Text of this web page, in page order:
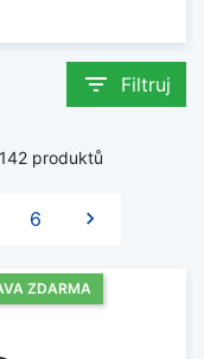
filter_list Filtruj
produktů
6 Další

ZDARMA